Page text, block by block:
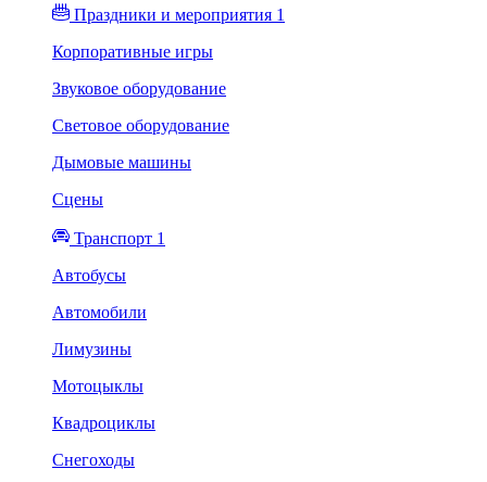
Праздники и мероприятия 1
Корпоративные игры
Звуковое оборудование
Световое оборудование
Дымовые машины
Сцены
Транспорт 1
Автобусы
Автомобили
Лимузины
Мотоцыклы
Квадроциклы
Снегоходы